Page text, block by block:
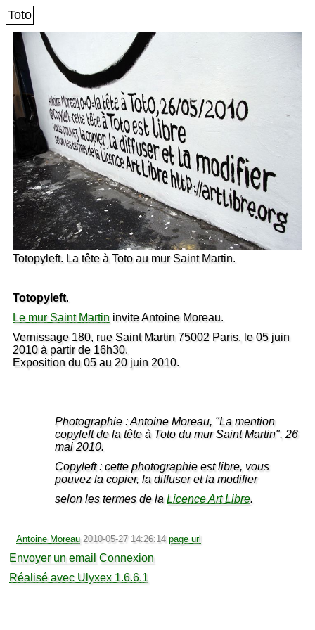
Toto
Totopyleft. La tête à Toto au mur Saint Martin.
Totopyleft.
Le mur Saint Martin invite Antoine Moreau.
Vernissage 180, rue Saint Martin 75002 Paris, le 05 juin
2010 à partir de 16h30.
Exposition du 05 au 20 juin 2010.
Photographie : Antoine Moreau, "La mention
copyleft de la tête à Toto du mur Saint Martin", 26
mai 2010.
Copyleft : cette photographie est libre, vous
pouvez la copier, la diffuser et la modifier
selon les termes de laLicence Art Libre.
Antoine Moreau 2010-05-27 14:26:14 page url
Envoyer un email Connexion
Réalisé avec Ulyxex 1.6.6.1